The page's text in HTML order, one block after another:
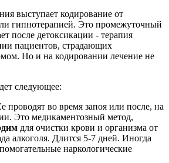
выступает кодирование от
гипнотерапией. Это промежуточный
после детоксикации - терапия
пациентов, страдающих
Но и на кодировании лечение не
следующее:
проводят во время запоя или после, на
Это медикаментозный метод,
для очистки крови и организма от
алкоголя. Длится 5-7 дней. Иногда
наркологические